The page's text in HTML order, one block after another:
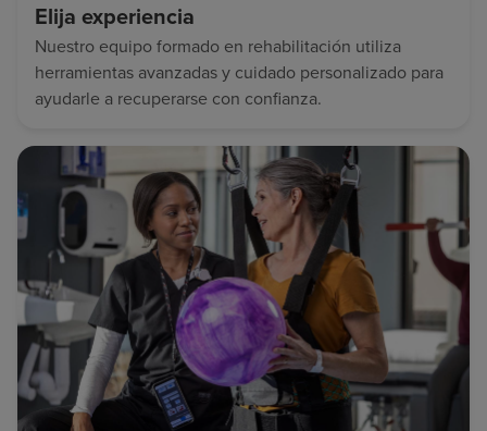
Elija experiencia
Nuestro equipo formado en rehabilitación utiliza
herramientas avanzadas y cuidado personalizado para
ayudarle a recuperarse con confianza.